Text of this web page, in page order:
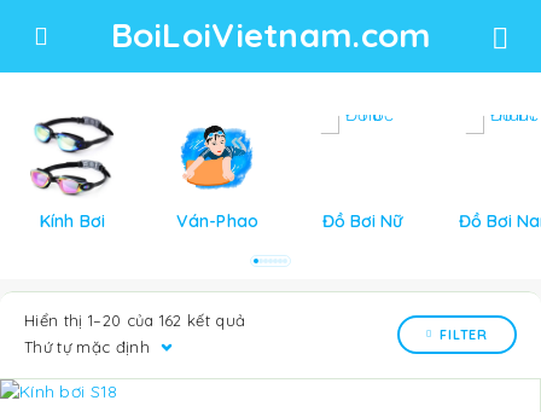
BoiLoiVietnam.com
Kính Bơi Ván-Phao Đồ Bơi Nữ Đồ Bơi
Hiển thị 1–20 của 162 kết quả
Thứ tự mặc định
FILTER